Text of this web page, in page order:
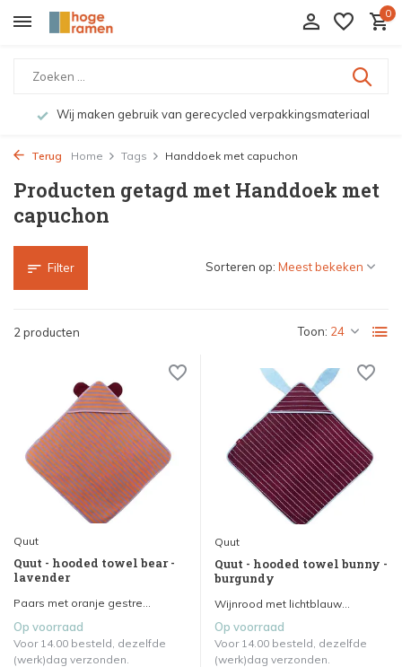
0
Wij maken gebruik van gerecycled verpakkingsmateriaal
Terug Home Tags Handdoek met capuchon
Producten getagd met Handdoek met
capuchon
Filter
2 producten Toon:
Sorteren op:
Quut
Quut - hooded towel bear -
lavender
Paars met oranje gestre...
Op voorraad
Voor 14.00 besteld, dezelfde
(werk)dag verzonden.
Quut
Quut - hooded towel bunny -
burgundy
Wijnrood met lichtblauw...
Op voorraad
Voor 14.00 besteld, dezelfde
(werk)dag verzonden.